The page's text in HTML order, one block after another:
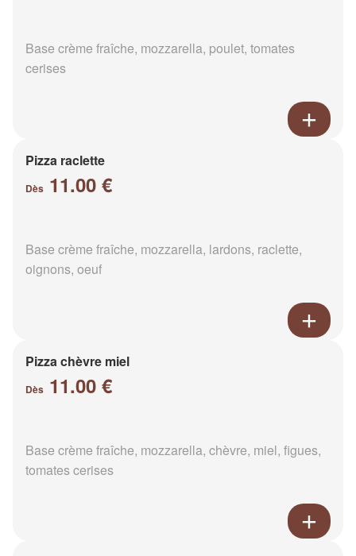
Base crème fraîche, mozzarella, poulet, tomates
cerises
Pizza raclette
Dès 11.00 €
Base crème fraîche, mozzarella, lardons, raclette,
oignons, oeuf
Pizza chèvre miel
Dès 11.00 €
Base crème fraîche, mozzarella, chèvre, miel, figues,
tomates cerises